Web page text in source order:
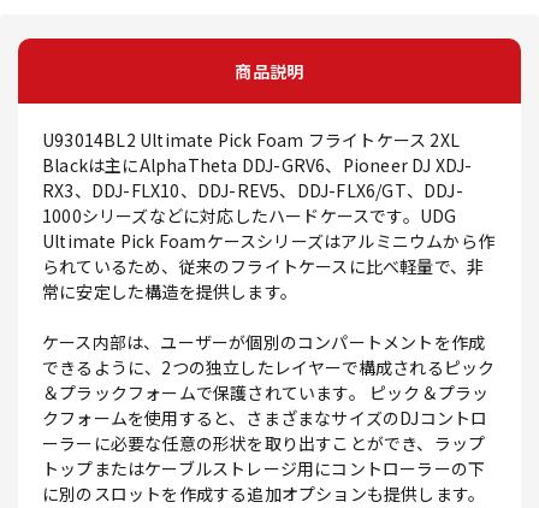
商品説明
U93014BL2 Ultimate Pick Foam フライトケース 2XL
Blackは主にAlphaTheta DDJ-GRV6、Pioneer DJ XDJ-
RX3、DDJ-FLX10、DDJ-REV5、DDJ-FLX6/GT、DDJ-
1000シリーズなどに対応したハードケースです。UDG
Ultimate Pick Foamケースシリーズはアルミニウムから作
られているため、従来のフライトケースに比べ軽量で、非
常に安定した構造を提供します。
ケース内部は、ユーザーが個別のコンパートメントを作成
できるように、2つの独立したレイヤーで構成されるピック
＆プラックフォームで保護されています。 ピック＆プラッ
クフォームを使用すると、さまざまなサイズのDJコントロ
ーラーに必要な任意の形状を取り出すことができ、ラップ
トップまたはケーブルストレージ用にコントローラーの下
に別のスロットを作成する追加オプションも提供します。